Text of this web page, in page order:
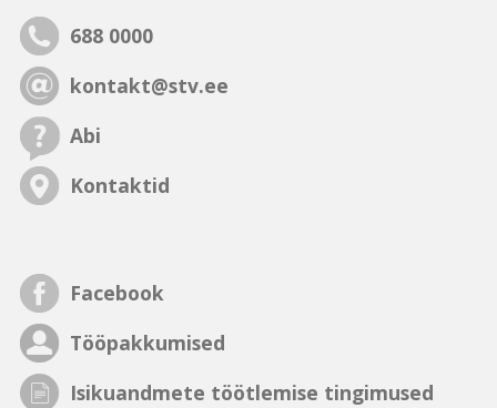
688 0000
kontakt@stv.ee
Abi
Kontaktid
Facebook
Tööpakkumised
Isikuandmete töötlemise tingimused